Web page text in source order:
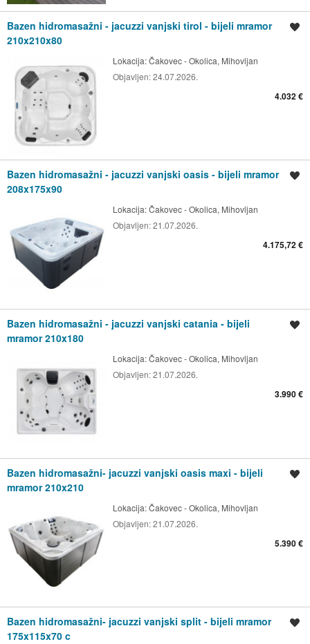
Bazen hidromasažni - jacuzzi vanjski tirol - bijeli mramor
210x210x80
Lokacija:Čakovec - Okolica, Mihovljan
Objavljen:24.07.2026.
4.032 €
Bazen hidromasažni - jacuzzi vanjski oasis - bijeli mramor
208x175x90
Lokacija:Čakovec - Okolica, Mihovljan
Objavljen:21.07.2026.
4.175,72 €
Bazen hidromasažni - jacuzzi vanjski catania - bijeli
mramor 210x180
Lokacija:Čakovec - Okolica, Mihovljan
Objavljen:21.07.2026.
3.990 €
Bazen hidromasažni- jacuzzi vanjski oasis maxi - bijeli
mramor 210x210
Lokacija:Čakovec - Okolica, Mihovljan
Objavljen:21.07.2026.
5.390 €
Bazen hidromasažni- jacuzzi vanjski split - bijeli mramor
175x115x70 c